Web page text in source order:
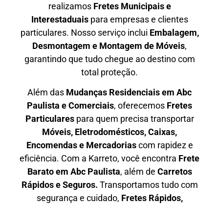
realizamos Fretes Municipais e
Interestaduaispara empresas e clientes
particulares. Nosso serviço inclui Embalagem,
Desmontagem e Montagem de Móveis,
garantindo que tudo chegue ao destino com
total proteção.
Além das Mudanças Residenciais em Abc
Paulista e Comerciais, oferecemos Fretes
Particularespara quem precisa transportar
Móveis, Eletrodomésticos, Caixas,
Encomendas e Mercadoriascom rapidez e
eficiência. Com a Karreto, você encontra Frete
Barato em Abc Paulista, além de Carretos
Rápidos e Seguros. Transportamos tudo com
segurança e cuidado, Fretes Rápidos,